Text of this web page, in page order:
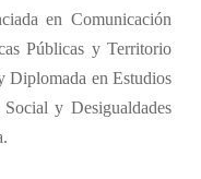
en Comunicación
Públicas y Territorio
Diplomada en Estudios
y Desigualdades